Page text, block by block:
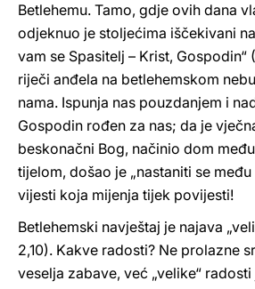
Betlehemu. Tamo, gdje ovih dana
odjeknuo je stoljećima iščekivani
vam se Spasitelj – Krist, Gospodin“
riječi anđela na betlehemskom
nama. Ispunja nas pouzdanjem i
Gospodin rođen za nas; da je
beskonačni Bog, načinio dom
tijelom, došao je „nastaniti se među
vijesti koja mijenja tijek povijesti!
Betlehemski navještaj je najava
2,10). Kakve radosti? Ne prolazne
veselja zabave, već „velike“